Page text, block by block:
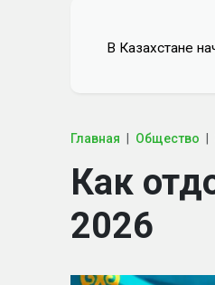
В Казахстане
Главная Общество
Как
2026